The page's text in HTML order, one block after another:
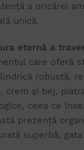
a oricărei
unică.
eternă a
care oferă
robustă,
crem și bej,
ceea ce
prezență
superbă,